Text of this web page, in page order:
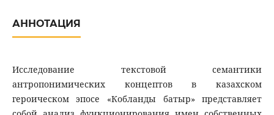
АННОТАЦИЯ
Исследование текстовой семантики
антропонимических концептов в казахском
героическом эпосе «Кобланды батыр» представляет